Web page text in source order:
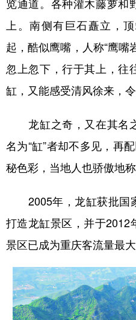
上。南侧有巨石矗立，
起，酷似鹰嘴，人称“鹰嘴
忽上忽下，行于其上，往
缸，又能感受清风徐来，令
龙缸之奇，又在其名
名为“缸”者却不多见，再
秘色彩，当地人也骄傲地称
2005年，龙缸获批国
打造龙缸景区，并于2012
景区已成为重庆客流量最大